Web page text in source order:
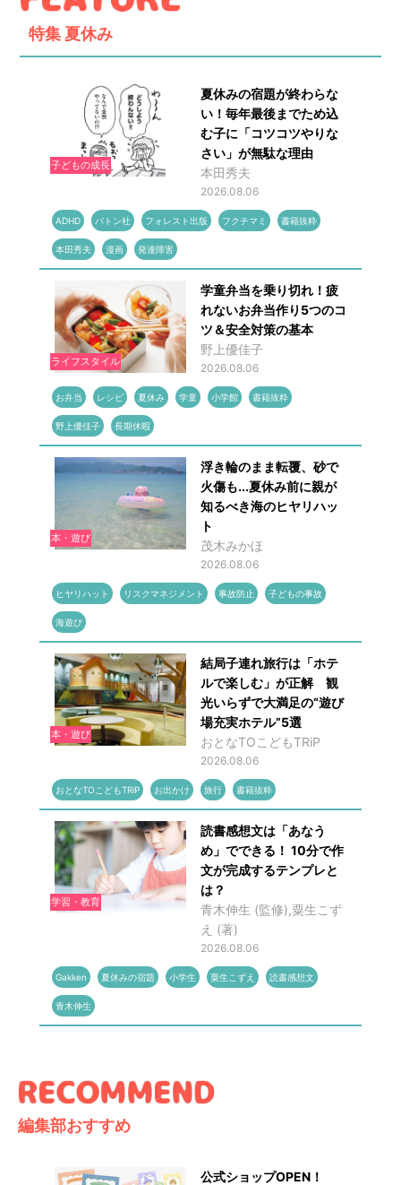
特集 夏休み
子どもの成長
夏休みの宿題が終わらな
い！毎年最後までため込
む子に「コツコツやりな
さい」が無駄な理由
本田秀夫
2026.08.06
ADHD バトン社 フォレスト出版 フクチマミ 書籍抜粋
本田秀夫 漫画 発達障害
ライフスタイル
学童弁当を乗り切れ！疲
れないお弁当作り5つのコ
ツ＆安全対策の基本
野上優佳子
2026.08.06
お弁当 レシピ 夏休み 学童 小学館 書籍抜粋
野上優佳子 長期休暇
本・遊び
浮き輪のまま転覆、砂で
火傷も...夏休み前に親が
知るべき海のヒヤリハッ
ト
茂木みかほ
2026.08.06
ヒヤリハット リスクマネジメント 事故防止 子どもの事故
海遊び
本・遊び
結局子連れ旅行は「ホテ
ルで楽しむ」が正解 観
光いらずで大満足の“遊び
場充実ホテル”5選
おとなTOこどもTRiP
2026.08.06
おとなTOこどもTRiP お出かけ 旅行 書籍抜粋
学習・教育
読書感想文は「あなう
め」でできる！ 10分で作
文が完成するテンプレと
は？
青木伸生 (監修),粟生こず
え (著)
2026.08.06
Gakken 夏休みの宿題 小学生 粟生こずえ 読書感想文
青木伸生
編集部おすすめ
公式ショップOPEN！